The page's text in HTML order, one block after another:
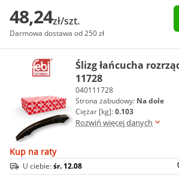
48,24zł/szt.
Darmowa dostawa od 250 zł
Ślizg łańcucha
11728
040111728
Strona zabudowy: Na dole
Ciężar [kg]:0.103
Rozwiń więcej danych
Kup na raty
U ciebie:śr. 12.08